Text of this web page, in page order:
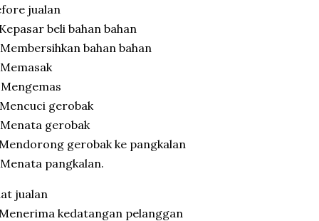
jualan
beli bahan bahan
bahan bahan
gerobak
gerobak
gerobak ke pangkalan
pangkalan.
jualan
kedatangan pelanggan